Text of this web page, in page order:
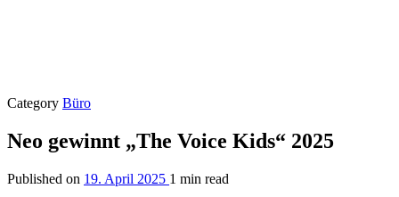
Category Büro
Neo gewinnt „The Voice Kids“ 2025
Published on 19. April 2025 1 min read